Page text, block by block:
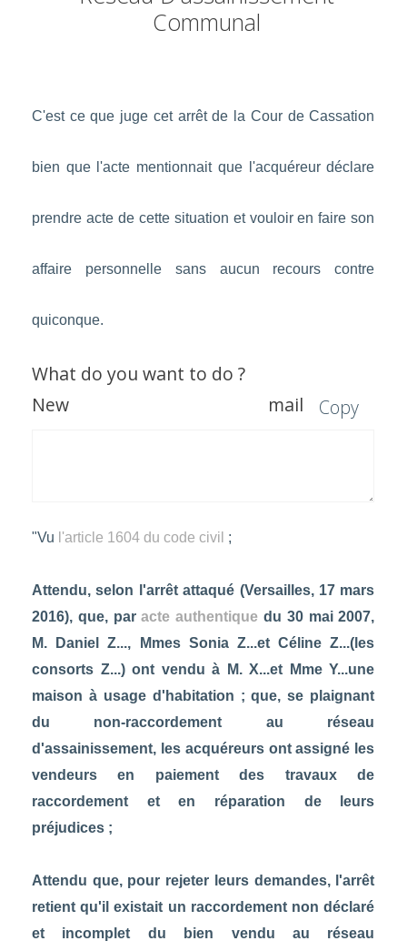
Communal
C'est ce que juge cet arrêt de la Cour de Cassation
bien que l'acte mentionnait que l'acquéreur déclare
prendre acte de cette situation et vouloir en faire son
affaire personnelle sans aucun recours contre
quiconque.
What do you want to do ?
New mail
Copy
"Vu l'article 1604 du code civil ;
Attendu, selon l'arrêt attaqué (Versailles, 17 mars
2016), que, paracte authentique du 30 mai 2007,
M. Daniel Z..., Mmes Sonia Z...et Céline Z...(les
consorts Z...) ont vendu à M. X...et Mme Y...une
maison à usage d'habitation ; que, se plaignant
du non-raccordement au réseau
d'assainissement, les acquéreurs ont assigné les
vendeurs en paiement des travaux de
raccordement et en réparation de leurs
préjudices ;
Attendu que, pour rejeter leurs demandes, l'arrêt
retient qu'il existait un raccordement non déclaré
et incomplet du bien vendu au réseau